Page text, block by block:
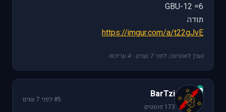
GBU-12 =6
תודה
https://imgur.com/a/t22gJvE
נערך לאחרונה: לפני 7 שנים · 4 עריכות
B
BarTzi
173 פוסטים
#5
·לפני 7 שנים